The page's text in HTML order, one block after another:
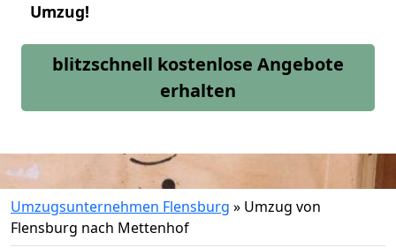
Umzug!
blitzschnell kostenlose Angebote
erhalten
Umzugsunternehmen Flensburg » Umzug von
Flensburg nach Mettenhof